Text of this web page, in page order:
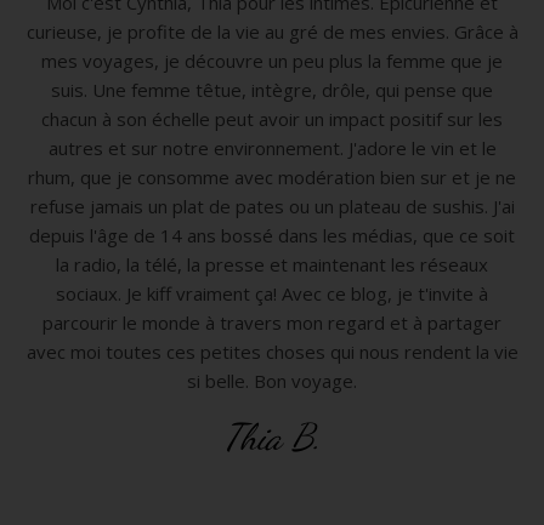
curieuse, je profite de la vie au gré de mes envies. Grâce à
mes voyages, je découvre un peu plus la femme que je
suis. Une femme têtue, intègre, drôle, qui pense que
chacun à son échelle peut avoir un impact positif sur les
autres et sur notre environnement. J'adore le vin et le
rhum, que je consomme avec modération bien sur et je ne
refuse jamais un plat de pates ou un plateau de sushis. J'ai
depuis l'âge de 14 ans bossé dans les médias, que ce soit
la radio, la télé, la presse et maintenant les réseaux
sociaux. Je kiff vraiment ça! Avec ce blog, je t'invite à
parcourir le monde à travers mon regard et à partager
avec moi toutes ces petites choses qui nous rendent la vie
si belle. Bon voyage.
Thia B.